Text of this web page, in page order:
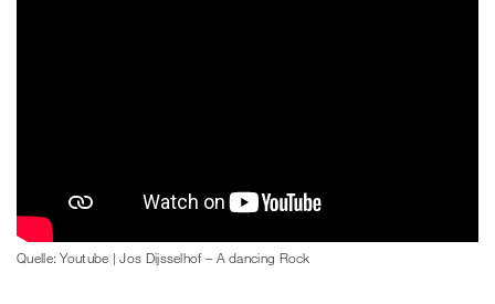
Quelle: Youtube | Jos Dijsselhof – A dancing Rock